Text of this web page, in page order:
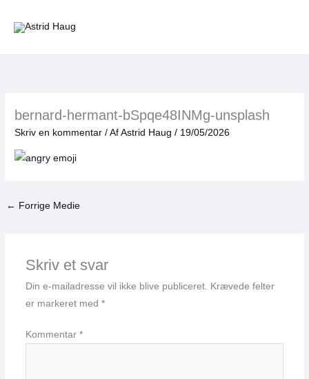
bernard-hermant-bSpqe48INMg-unsplash
Skriv en kommentar / AfAstrid Haug/ 19/05/2026
← Forrige Medie
Skriv et svar
Din e-mailadresse vil ikke blive publiceret. Krævede felter
er markeret med *
Kommentar *